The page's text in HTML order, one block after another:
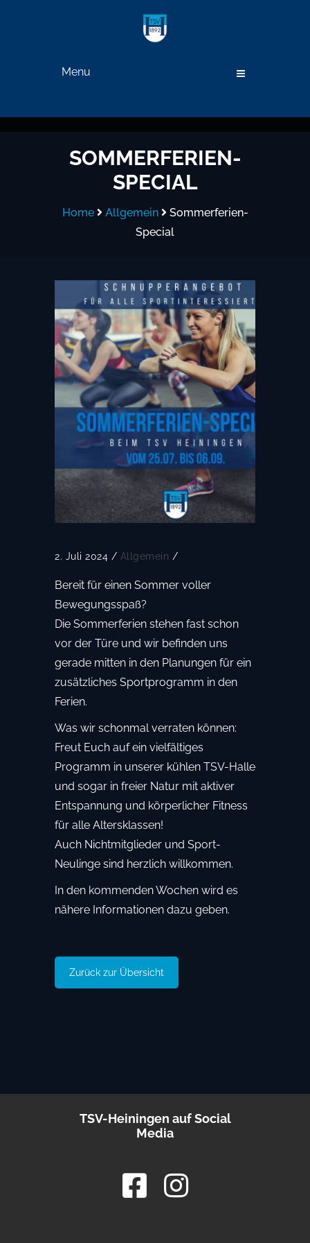
Menu
SOMMERFERIEN-
SPECIAL
Home Allgemein
Sommerferien-
Special
2. Juli 2024 / Allgemein /
Bereit für einen Sommer voller
Bewegungsspaß?
Die Sommerferien stehen fast schon
vor der Türe und wir befinden uns
gerade mitten in den Planungen für ein
zusätzliches Sportprogramm in den
Ferien.
Was wir schonmal verraten können:
Freut Euch auf ein vielfältiges
Programm in unserer kühlen TSV-Halle
und sogar in freier Natur mit aktiver
Entspannung und körperlicher Fitness
für alle Altersklassen!
Auch Nichtmitglieder und Sport-
Neulinge sind herzlich willkommen.
In den kommenden Wochen wird es
nähere Informationen dazu geben.
Zurück zur Übersicht
TSV-Heiningen auf Social
Media